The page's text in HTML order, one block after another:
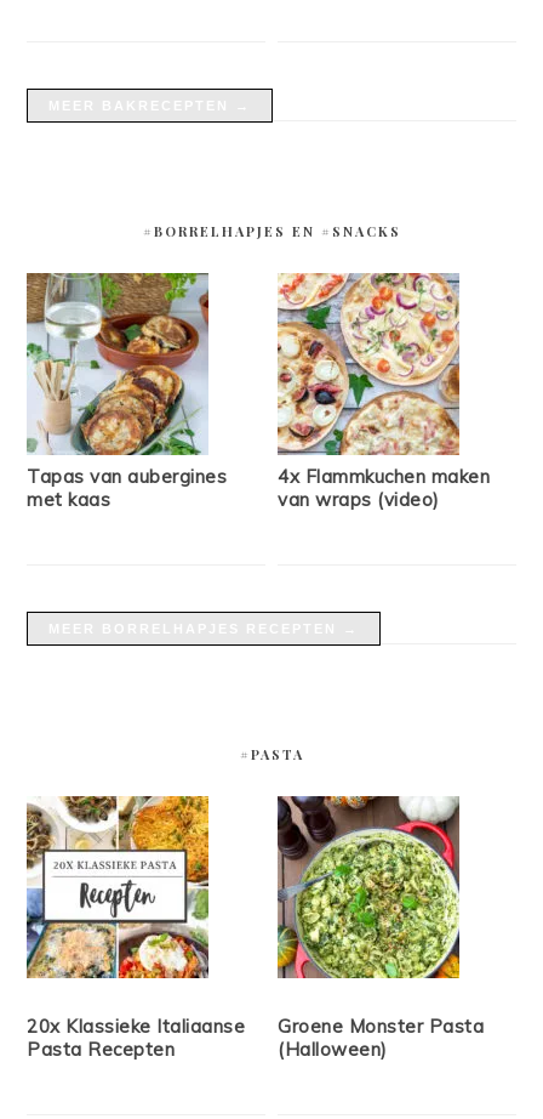
#BORRELHAPJES EN #SNACKS
Tapas van aubergines
met kaas
4x Flammkuchen maken
van wraps (video)
#PASTA
20x Klassieke Italiaanse
Pasta Recepten
Groene Monster Pasta
(Halloween)